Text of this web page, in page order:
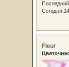
Сегодня
Fleur